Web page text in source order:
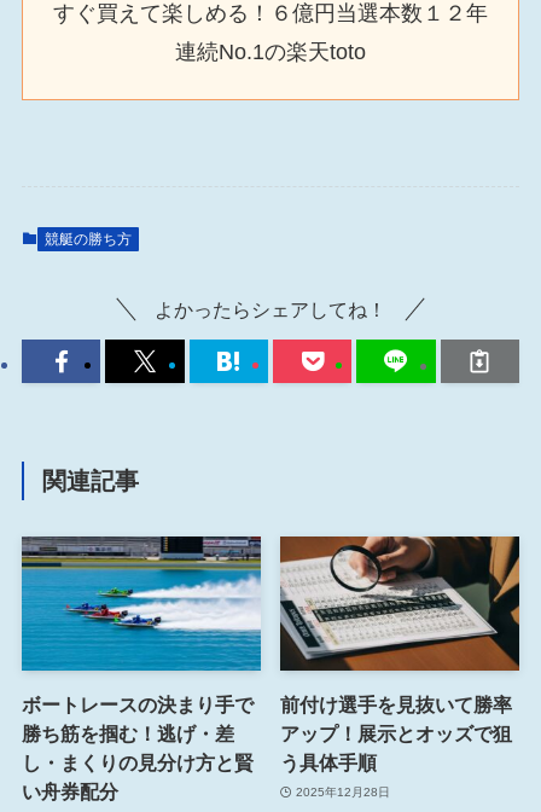
すぐ買えて楽しめる！６億円当選本数１２年
連続No.1の楽天toto
競艇の勝ち方
よかったらシェアしてね！
関連記事
ボートレースの決まり手で
勝ち筋を掴む！逃げ・差
し・まくりの見分け方と賢
い舟券配分
前付け選手を見抜いて勝率
アップ！展示とオッズで狙
う具体手順
2025年12月28日